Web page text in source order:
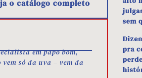
o catálogo completo
em papo bom,
só da uva – vem da
sem
pra